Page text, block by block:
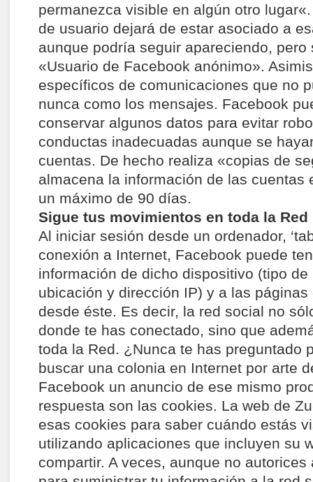
permanezca visible en algún otro
de usuario dejará de estar asociado a
aunque podría seguir apareciendo, pero
«Usuario de Facebook anónimo».
específicos de comunicaciones que no
nunca como los mensajes. Facebook
conservar algunos datos para evitar
conductas inadecuadas aunque se
cuentas. De hecho realiza «copias de
almacena la información de las cuentas
un máximo de 90 días.
Sigue tus movimientos en toda la Red
Al iniciar sesión desde un ordenador,
conexión a Internet, Facebook puede
información de dicho dispositivo (tipo
ubicación y dirección IP) y a las
desde éste. Es decir, la red social no
donde te has conectado, sino que
toda la Red. ¿Nunca te has preguntado
buscar una colonia en Internet por arte
Facebook un anuncio de ese mismo
respuesta son las cookies. La web de
esas cookies para saber cuándo estás
utilizando aplicaciones que incluyen su
compartir. A veces, aunque no